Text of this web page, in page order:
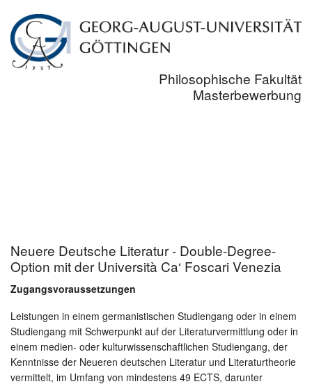
Philosophische Fakultät
Masterbewerbung
Neuere Deutsche Literatur - Double-Degree-
Option mit der Università Ca‘ Foscari Venezia
Zugangsvoraussetzungen
Leistungen in einem germanistischen Studiengang oder in einem
Studiengang mit Schwerpunkt auf der Literaturvermittlung oder in
einem medien- oder kulturwissenschaftlichen Studiengang, der
Kenntnisse der Neueren deutschen Literatur und Literaturtheorie
vermittelt, im Umfang von mindestens 49 ECTS, darunter